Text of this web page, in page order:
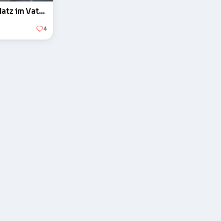
Der Obelisk auf dem Petersplatz im Vatikan
4